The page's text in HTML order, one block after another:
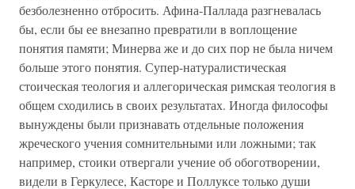
безболезненно отбросить. Афина-Паллада разгневалась
бы, если бы ее внезапно превратили в воплощение
понятия памяти; Минерва же и до сих пор не была ничем
больше этого понятия. Супер-натуралистическая
стоическая теология и аллегорическая римская теология в
общем сходились в своих результатах. Иногда философы
вынуждены были признавать отдельные положения
жреческого учения сомнительными или ложными; так
например, стоики отвергали учение об обоготворении,
видели в Геркулесе, Касторе и Поллуксе только души